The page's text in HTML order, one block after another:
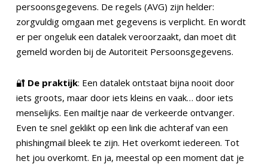
persoonsgegevens. De regels (AVG) zijn helder:
zorgvuldig omgaan met gegevens is verplicht. En wordt
er per ongeluk een datalek veroorzaakt, dan moet dit
gemeld worden bij de Autoriteit Persoonsgegevens.
🔐 De praktijk: Een datalek ontstaat bijna nooit door
iets groots, maar door iets kleins en vaak… door iets
menselijks. Een mailtje naar de verkeerde ontvanger.
Even te snel geklikt op een link die achteraf van een
phishingmail bleek te zijn. Het overkomt iedereen. Tot
het jou overkomt. En ja, meestal op een moment dat je